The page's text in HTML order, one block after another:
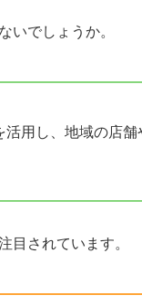
いでしょうか。
用し、地域の店
目されています。